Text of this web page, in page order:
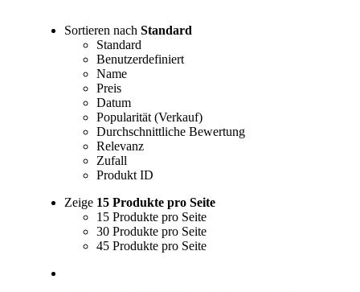
Sortieren nachStandard
Standard
Benutzerdefiniert
Name
Preis
Datum
Popularität (Verkauf)
Durchschnittliche Bewertung
Relevanz
Zufall
Produkt ID
Zeige 15 Produkte pro Seite
15 Produkte pro Seite
30 Produkte pro Seite
45 Produkte pro Seite